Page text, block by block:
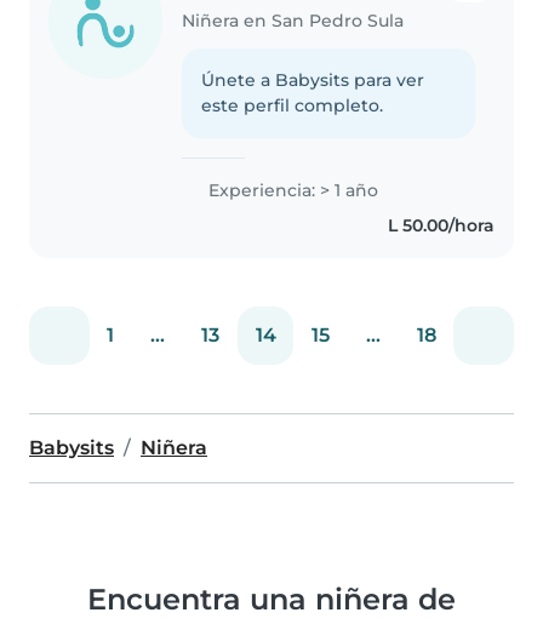
Niñera en San Pedro Sula
Únete a Babysits para ver
este perfil completo.
Experiencia: > 1 año
L 50.00/hora
1 ... 13 14 15 ... 18
Babysits Niñera
Encuentra una niñera de